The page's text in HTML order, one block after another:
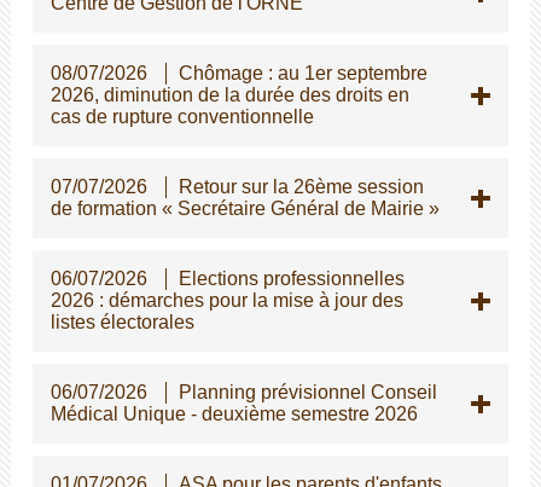
08/07/2026
Chômage : au 1er septembre
2026, diminution de la durée des droits en
cas de rupture conventionnelle
07/07/2026
Retour sur la 26ème session
de formation « Secrétaire Général de Mairie »
06/07/2026
Elections professionnelles
2026 : démarches pour la mise à jour des
listes électorales
06/07/2026
Planning prévisionnel Conseil
Médical Unique - deuxième semestre 2026